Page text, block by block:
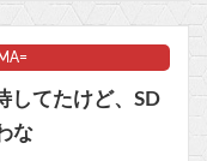
してたけど、SD
な